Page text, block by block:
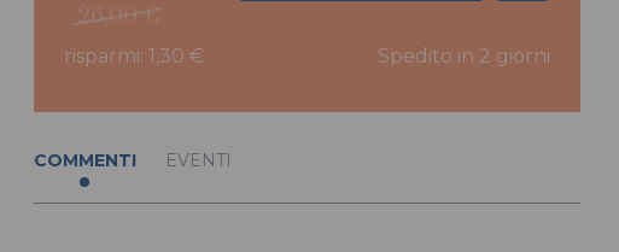
26,00 €
risparmi: 1,30 € Spedito in 2 giorni
COMMENTI EVENTI